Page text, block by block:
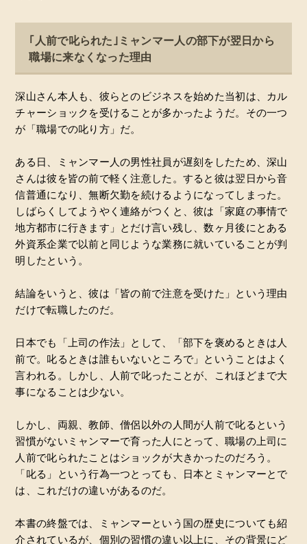
｢人前で叱られた｣ミャンマー人の部下が翌日から
職場に来なくなった理由
深山さん本人も、彼らとのビジネスを始めた当初は、カル
チャーショックを受けることが多かったようだ。その一つ
が「職場での叱り方」だ。
ある日、ミャンマー人の男性社員が遅刻をしたため、深山
さんは彼を皆の前で軽く注意した。すると彼は翌日から音
信普通になり、無断欠勤を続けるようになってしまった。
しばらくしてようやく連絡がつくと、彼は「家庭の事情で
地方都市に行きます」とだけ言い残し、数ヶ月後にとある
外資系企業で以前と同じような業務に就いていることが判
明したという。
結論をいうと、彼は「皆の前で注意を受けた」という理由
だけで転職したのだ。
日本でも「上司の作法」として、「部下を褒めるときは人
前で。叱るときは誰もいないところで」ということはよく
言われる。しかし、人前で叱ったことが、これほどまで大
事になることは少ない。
しかし、両親、教師、僧侶以外の人間が人前で叱るという
習慣がないミャンマーで育った人にとって、職場の上司に
人前で叱られたことはショックが大きかったのだろう。
「叱る」という行為一つとっても、日本とミャンマーとで
は、これだけの違いがあるのだ。
本書の終盤では、ミャンマーという国の歴史についても紹
介されているが、個別の習慣の違い以上に、その背景にど